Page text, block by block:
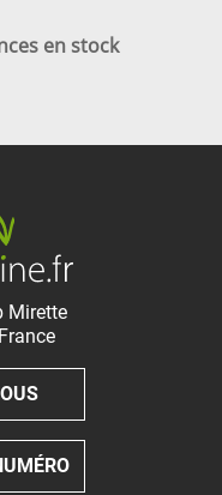
en stock
Mirette
France